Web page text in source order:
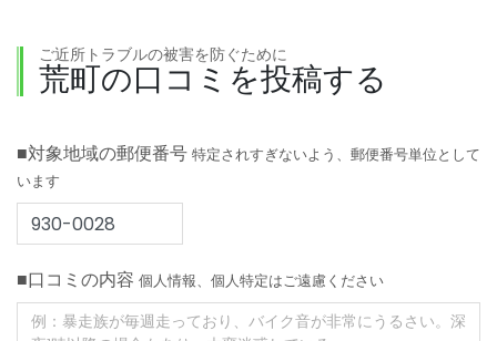
ご近所トラブルの被害を防ぐために
荒町の口コミを投稿する
■対象地域の郵便番号 特定されすぎないよう、郵便番号単位として
います
■口コミの内容 個人情報、個人特定はご遠慮ください